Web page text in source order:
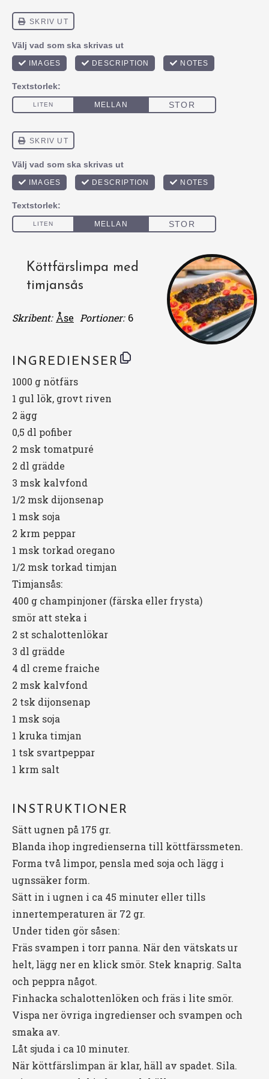
Köttfärslimpa med
timjansås
Skribent: Åse Portioner: 6
INGREDIENSER
1000 g nötfärs
1 gul lök, grovt riven
2 ägg
0,5 dl pofiber
2 msk tomatpuré
2 dl grädde
3 msk kalvfond
1/2 msk dijonsenap
1 msk soja
2 krm peppar
1 msk torkad oregano
1/2 msk torkad timjan
Timjansås:
400 g champinjoner (färska eller frysta)
smör att steka i
2 st schalottenlökar
3 dl grädde
4 dl creme fraiche
2 msk kalvfond
2 tsk dijonsenap
1 msk soja
1 kruka timjan
1 tsk svartpeppar
1 krm salt
INSTRUKTIONER
Sätt ugnen på 175 gr.
Blanda ihop ingredienserna till köttfärssmeten.
Forma två limpor, pensla med soja och lägg i
ugnssäker form.
Sätt in i ugnen i ca 45 minuter eller tills
innertemperaturen är 72 gr.
Under tiden gör såsen:
Fräs svampen i torr panna. När den vätskats ur
helt, lägg ner en klick smör. Stek knaprig. Salta
och peppra något.
Finhacka schalottenlöken och fräs i lite smör.
Vispa ner övriga ingredienser och svampen och
smaka av.
Låt sjuda i ca 10 minuter.
När köttfärslimpan är klar, häll av spadet. Sila.